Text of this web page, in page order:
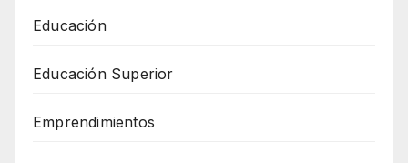
Educación
Educación Superior
Emprendimientos